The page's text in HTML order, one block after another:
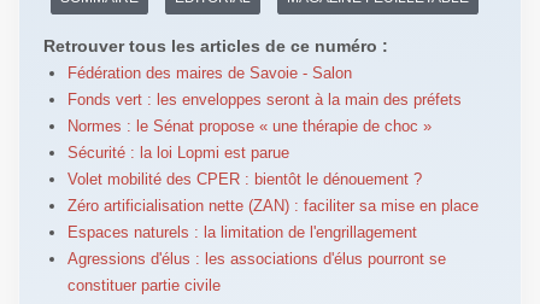
Retrouver tous les articles de ce numéro :
Fédération des maires de Savoie - Salon
Fonds vert : les enveloppes seront à la main des préfets
Normes : le Sénat propose « une thérapie de choc »
Sécurité : la loi Lopmi est parue
Volet mobilité des CPER : bientôt le dénouement ?
Zéro artificialisation nette (ZAN) : faciliter sa mise en place
Espaces naturels : la limitation de l'engrillagement
Agressions d'élus : les associations d'élus pourront se
constituer partie civile